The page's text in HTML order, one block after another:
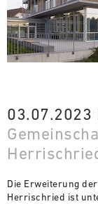
03.07.2023
Die Erweiterung
Herrischried ist